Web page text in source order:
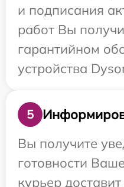
и подписания
работ Вы
гарантийном
устройства
5
Вы получите
готовности
курьер